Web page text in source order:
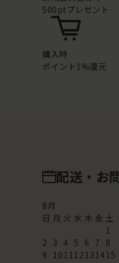
500ptプレゼント
購入時
ポイント1%還元
配送・お
8月
日 月 火 水 木 金 土
1
2 3 4 5 6 7 8
9 101112131415